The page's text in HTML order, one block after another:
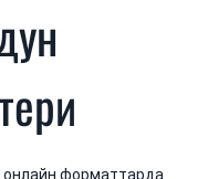
форматтарда